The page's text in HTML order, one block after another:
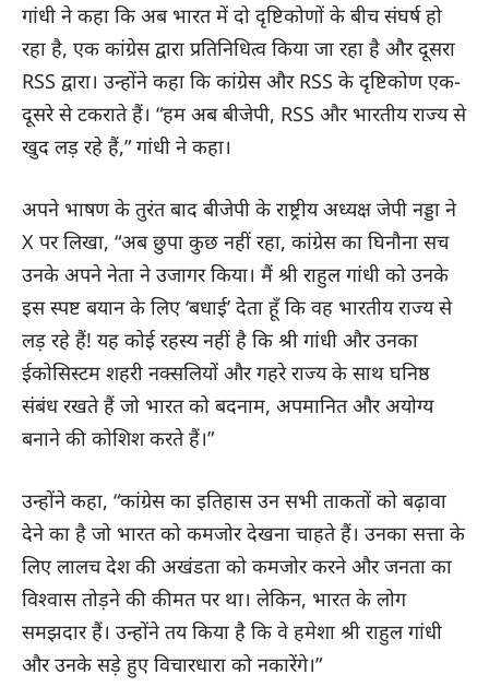
गांधी ने कहा कि अब भारत में दो दृष्टिकोणों के बीच संघर्ष हो
रहा है, एक कांग्रेस द्वारा प्रतिनिधित्व किया जा रहा है और दूसरा
RSS द्वारा। उन्होंने कहा कि कांग्रेस और RSS के दृष्टिकोण एक-
दूसरे से टकराते हैं। “हम अब बीजेपी, RSS और भारतीय राज्य से
खुद लड़ रहे हैं,” गांधी ने कहा।
अपने भाषण के तुरंत बाद बीजेपी के राष्ट्रीय अध्यक्ष जेपी नड्डा ने
X पर लिखा, “अब छुपा कुछ नहीं रहा, कांग्रेस का घिनौना सच
उनके अपने नेता ने उजागर किया। मैं श्री राहुल गांधी को उनके
इस स्पष्ट बयान के लिए ‘बधाई’ देता हूँ कि वह भारतीय राज्य से
लड़ रहे हैं! यह कोई रहस्य नहीं है कि श्री गांधी और उनका
ईकोसिस्टम शहरी नक्सलियों और गहरे राज्य के साथ घनिष्ठ
संबंध रखते हैं जो भारत को बदनाम, अपमानित और अयोग्य
बनाने की कोशिश करते हैं।”
उन्होंने कहा, “कांग्रेस का इतिहास उन सभी ताकतों को बढ़ावा
देने का है जो भारत को कमजोर देखना चाहते हैं। उनका सत्ता के
लिए लालच देश की अखंडता को कमजोर करने और जनता का
विश्वास तोड़ने की कीमत पर था। लेकिन, भारत के लोग
समझदार हैं। उन्होंने तय किया है कि वे हमेशा श्री राहुल गांधी
और उनके सड़े हुए विचारधारा को नकारेंगे।”